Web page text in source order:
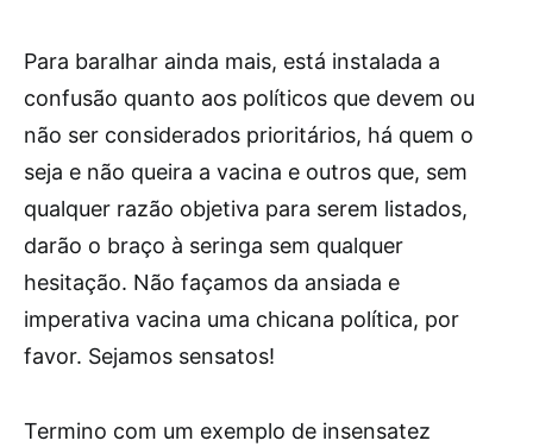
Para baralhar ainda mais, está instalada a
confusão quanto aos políticos que devem ou
não ser considerados prioritários, há quem o
seja e não queira a vacina e outros que, sem
qualquer razão objetiva para serem listados,
darão o braço à seringa sem qualquer
hesitação. Não façamos da ansiada e
imperativa vacina uma chicana política, por
favor. Sejamos sensatos!
Termino com um exemplo de insensatez